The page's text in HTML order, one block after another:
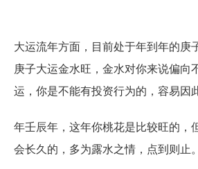
大运流年方面，目前处于年到年的庚
庚子大运金水旺，金水对你来说偏向
运，你是不能有投资行为的，容易因
年壬辰年，这年你桃花是比较旺的，
会长久的，多为露水之情，点到则止。